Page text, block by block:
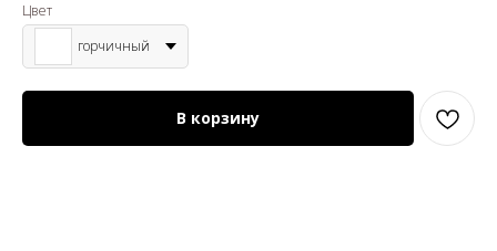
Цвет
горчичный
В корзину